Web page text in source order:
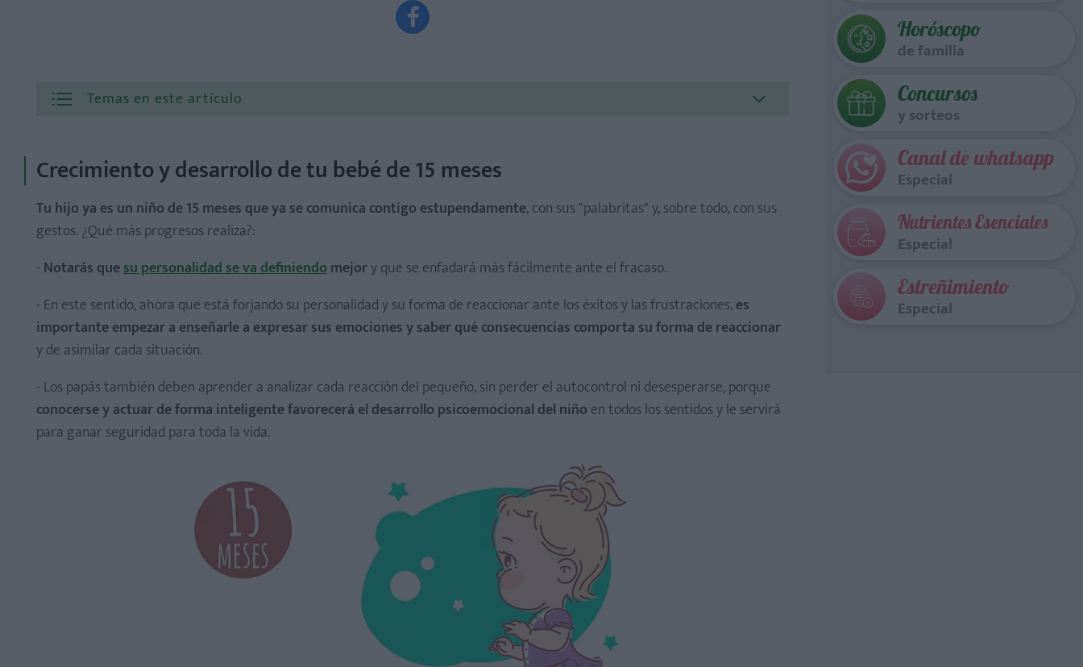

Temas en este artículo
Crecimiento y desarrollo de tu bebé de 15 meses
Tu hijo ya es un niño de 15 meses que ya se comunica contigo estupendamente, con sus "palabritas" y, sobre todo, con sus
gestos. ¿Qué más progresos realiza?:
- Notarás quesu personalidad se va definiendomejory que se enfadará más fácilmente ante el fracaso.
- En este sentido, ahora que está forjando su personalidad y su forma de reaccionar ante los éxitos y las frustraciones,es
importante empezar a enseñarle a expresar sus emociones y saber qué consecuencias comporta su forma de reaccionar
y de asimilar cada situación.
- Los papás también deben aprender a analizar cada reacción del pequeño, sin perder el autocontrol ni desesperarse, porque
conocerse y actuar de forma inteligente favorecerá el desarrollo psicoemocional del niño en todos los sentidos y le servirá
para ganar seguridad para toda la vida.
Horóscopo
de familia
Concursos
y sorteos
Canal de whatsapp
Especial
Nutrientes Esenciales
Especial
Estreñimiento
Especial